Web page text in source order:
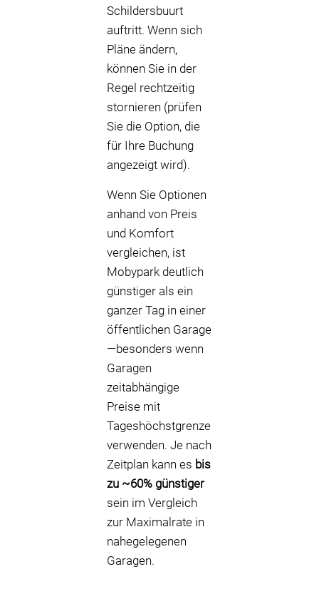
Schildersbuurt
auftritt. Wenn sich
Pläne ändern,
können Sie in der
Regel rechtzeitig
stornieren (prüfen
Sie die Option, die
für Ihre Buchung
angezeigt wird).
Wenn Sie Optionen
anhand von Preis
und Komfort
vergleichen, ist
Mobypark deutlich
günstiger als ein
ganzer Tag in einer
öffentlichen Garage
—besonders wenn
Garagen
zeitabhängige
Preise mit
Tageshöchstgrenze
verwenden. Je nach
Zeitplan kann es bis
zu ~60% günstiger
sein im Vergleich
zur Maximalrate in
nahegelegenen
Garagen.